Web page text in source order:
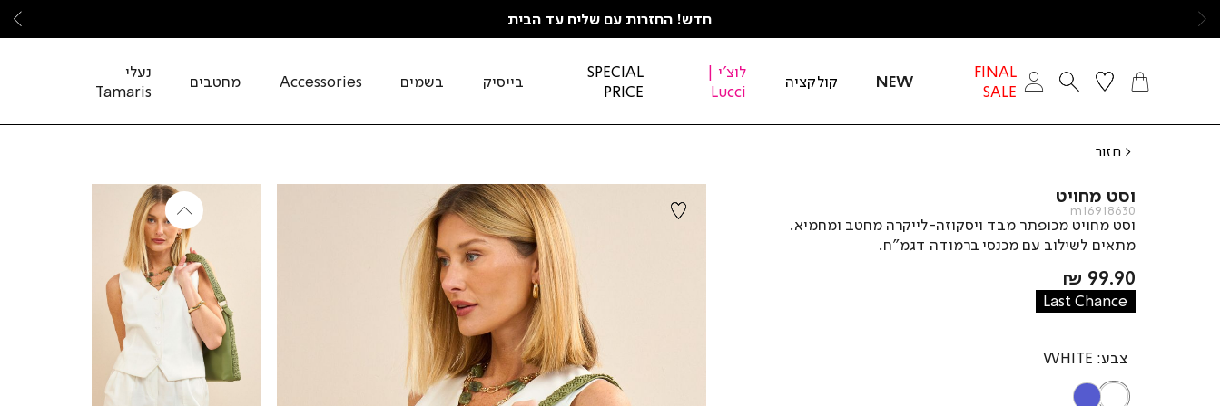
חדש! החזרות עם שליח עד הבית
FINAL
SALE
NEW קולקציה
לוצ'י |
Lucci
SPECIAL
PRICE
בייסיק בשמים Accessories מחטבים
נעלי
Tamaris
חזור
וסט מחויט
m16918630
וסט מחויט מכופתר מבד ויסקוזה-לייקרה מחטב ומחמיא.
מתאים לשילוב עם מכנסי ברמודה דגמ”ח.
מחיר
מוצר
99.90 ₪
Last Chance
צבע WHITE
WHITE
AQUA